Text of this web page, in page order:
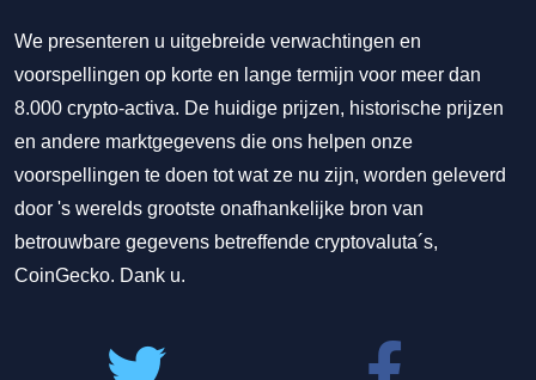
We presenteren u uitgebreide verwachtingen en
voorspellingen op korte en lange termijn voor meer dan
8.000 crypto-activa. De huidige prijzen, historische prijzen
en andere marktgegevens die ons helpen onze
voorspellingen te doen tot wat ze nu zijn, worden geleverd
door 's werelds grootste onafhankelijke bron van
betrouwbare gegevens betreffende cryptovaluta´s,
CoinGecko. Dank u.